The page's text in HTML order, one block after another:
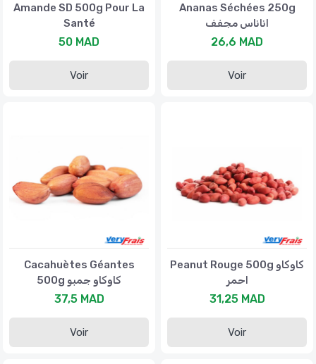
Amande SD 500g Pour La
Santé
50 MAD
Voir
Ananas Séchées 250g
اناناس مجفف
26,6 MAD
Voir
Cacahuètes Géantes
500g كاوكاو جمبو
37,5 MAD
Voir
Peanut Rouge 500g كاوكاو
احمر
31,25 MAD
Voir